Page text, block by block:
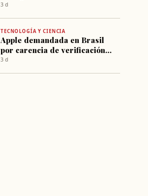
herramienta de seguimiento
3 d
TECNOLOGÍA Y CIENCIA
Apple demandada en Brasil
por carencia de verificación
de edad en juegos de casino
3 d